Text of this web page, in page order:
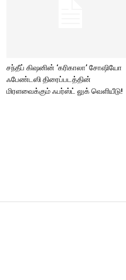
சந்தீப் கிஷனின் ‘கரிகாலா’ சோஷியோ
ஃபேண்டஸி திரைப்படத்தின்
மிரளவைக்கும் ஃபர்ஸ்ட் லுக் வெளியீடு!